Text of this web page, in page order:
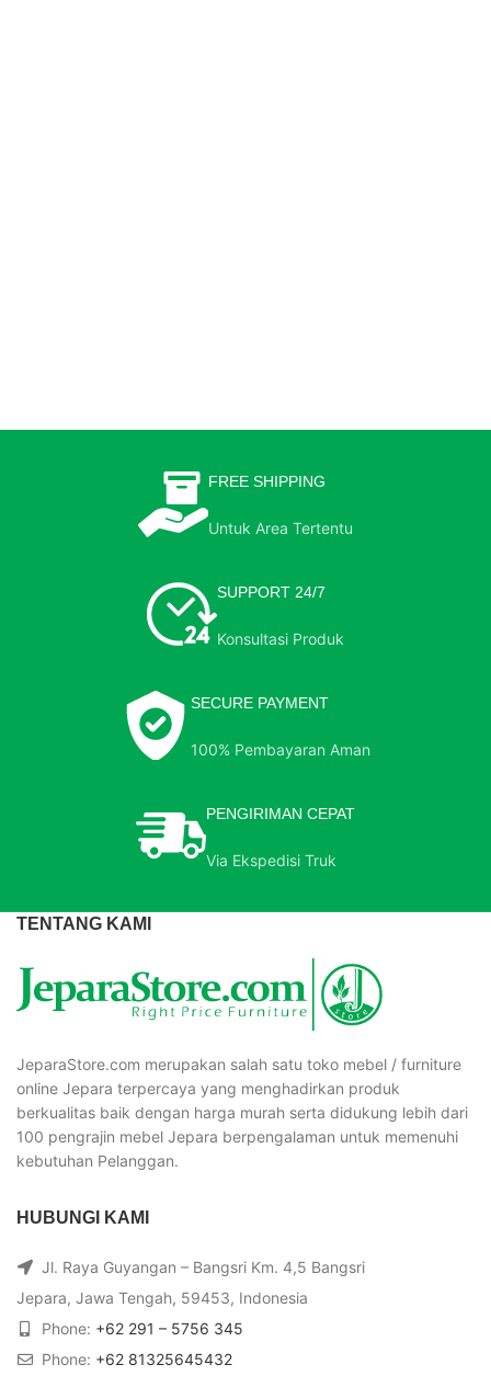
FREE SHIPPING
Untuk Area Tertentu
SUPPORT 24/7
Konsultasi Produk
SECURE PAYMENT
100% Pembayaran Aman
PENGIRIMAN CEPAT
Via Ekspedisi Truk
TENTANG KAMI
JeparaStore.com merupakan salah satu toko mebel / furniture
online Jepara terpercaya yang menghadirkan produk
berkualitas baik dengan harga murah serta didukung lebih dari
100 pengrajin mebel Jepara berpengalaman untuk memenuhi
kebutuhan Pelanggan.
HUBUNGI KAMI
Jl. Raya Guyangan – Bangsri Km. 4,5 Bangsri
Jepara, Jawa Tengah, 59453, Indonesia
Phone: +62 291 – 5756 345
Phone: +62 81325645432